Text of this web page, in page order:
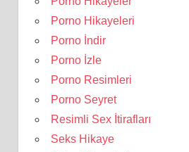
Porno Hikayeleri
Porno İndir
Porno İzle
Porno Resimleri
Porno Seyret
Resimli Sex İtirafları
Seks Hikaye